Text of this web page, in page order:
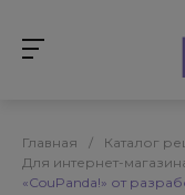
Главная / Каталог
Для интернет-
«CouPanda!» от